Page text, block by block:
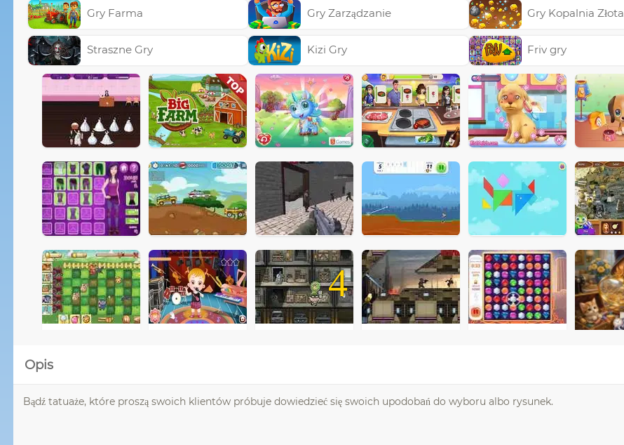
Gry Farma
Straszne Gry
Gry Zarządzanie
Kizi Gry
Gry Kopalnia Złota
Friv gry
4
Opis
Bądź tatuaże, które proszą swoich klientów próbuje dowiedzieć się swoich upodobań do wyboru albo rysunek.